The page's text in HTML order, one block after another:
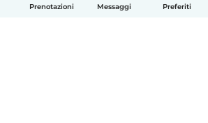
Prenotazioni Messaggi Preferiti